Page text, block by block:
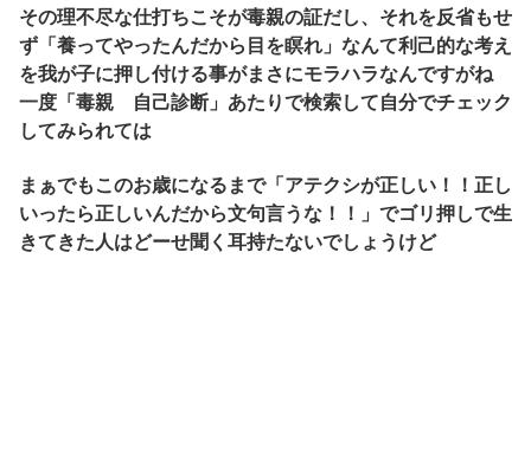
その理不尽な仕打ちこそが毒親の証だし、それを反省もせ
ず「養ってやったんだから目を瞑れ」なんて利己的な考え
を我が子に押し付ける事がまさにモラハラなんですがね
一度「毒親 自己診断」あたりで検索して自分でチェック
してみられては
まぁでもこのお歳になるまで「アテクシが正しい！！正し
いったら正しいんだから文句言うな！！」でゴリ押しで生
きてきた人はどーせ聞く耳持たないでしょうけど